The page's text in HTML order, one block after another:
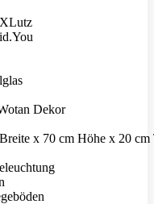
Dekor
x 70 cm Höhe x 20 cm